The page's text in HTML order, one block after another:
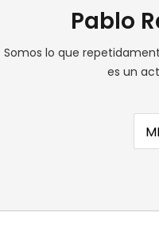
Pablo
Somos lo que
es un